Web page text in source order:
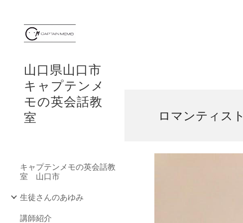
山口県山口市
キャプテンメ
モの英会話教
室
キャプテンメモの英会話教
室 山口市
生徒さんのあゆみ
講師紹介
ロマンティスト